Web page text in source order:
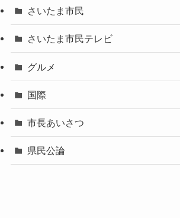
さいたま市民
さいたま市民テレビ
グルメ
国際
市長あいさつ
県民公論